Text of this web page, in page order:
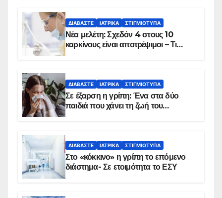
ΔΙΑΒΆΣΤΕ ΙΑΤΡΙΚΆ ΣΤΙΓΜΙΌΤΥΠΑ
Νέα μελέτη: Σχεδόν 4 στους 10
καρκίνους είναι αποτρέψιμοι – Τι
ΔΙΑΒΆΣΤΕ ΙΑΤΡΙΚΆ ΣΤΙΓΜΙΌΤΥΠΑ
Σε έξαρση η γρίπη: Ένα στα δύο
παιδιά που χάνει τη ζωή του
ΔΙΑΒΆΣΤΕ ΙΑΤΡΙΚΆ ΣΤΙΓΜΙΌΤΥΠΑ
Στο «κόκκινο» η γρίπη το επόμενο
διάστημα- Σε ετοιμότητα το ΕΣΥ